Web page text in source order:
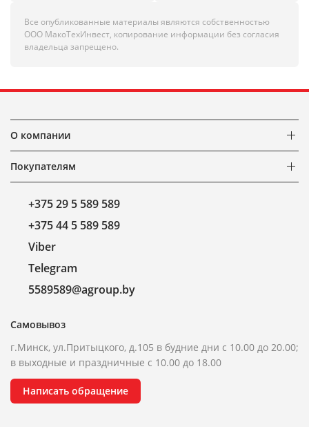
Все опубликованные материалы являются собственностью
ООО МакоТехИнвест, копирование информации без согласия
владельца запрещено.
О компании
Покупателям
+375 29 5 589 589
+375 44 5 589 589
Viber
Telegram
5589589@agroup.by
Самовывоз
г.Минск, ул.Притыцкого, д.105 в будние дни с 10.00 до 20.00;
в выходные и праздничные с 10.00 до 18.00
Написать обращение